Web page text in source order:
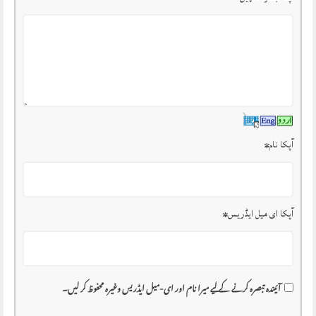
آپکا نام*
آپکا ای میل ایڈریس*
آئیندہ تبصرہ کرنے کے لیے میرا نام اور ای-میل ایڈریس وغیرہ محفوظ کر لیں۔